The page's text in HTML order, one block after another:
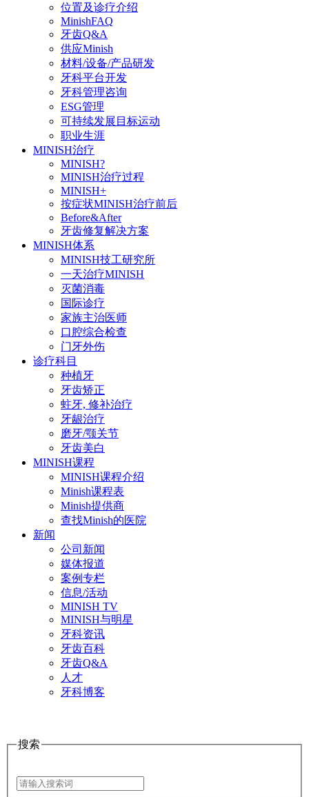
位置及诊疗介绍
MinishFAQ
牙齿Q&A
供应Minish
材料/设备/产品研发
牙科平台开发
牙科管理咨询
ESG管理
可持续发展目标运动
职业生涯
MINISH治疗
MINISH?
MINISH治疗过程
MINISH+
按症状MINISH治疗前后
Before&After
牙齿修复解决方案
MINISH体系
MINISH技工研究所
一天治疗MINISH
灭菌消毒
国际诊疗
家族主治医师
口腔综合检查
门牙外伤
诊疗科目
种植牙
牙齿矫正
蛀牙, 修补治疗
牙龈治疗
磨牙/颚关节
牙齿美白
MINISH课程
MINISH课程介绍
Minish课程表
Minish提供商
查找Minish的医院
新闻
公司新闻
媒体报道
案例专栏
信息/活动
MINISH TV
MINISH与明星
牙科资讯
牙齿百科
牙齿Q&A
人才
牙科博客
搜索